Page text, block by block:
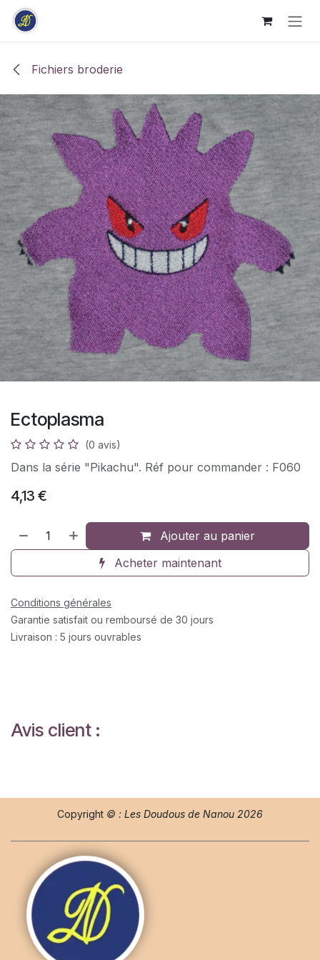
Se rendre au contenu
Fichiers broderie
Ectoplasma
(0 avis)
Dans la série "Pikachu". Réf pour commander : F060
4,13 €
Ajouter au panier
Acheter maintenant
Conditions générales
Garantie satisfait ou remboursé de 30 jours
Livraison : 5 jours ouvrables
Avis client :
Copyright © : Les Doudous de Nanou 2026